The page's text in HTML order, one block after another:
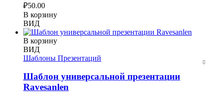
₽50.00
В корзину
ВИД
В корзину
ВИД
Шаблоны Презентаций
Шаблон универсальной презентации
Ravesanlen